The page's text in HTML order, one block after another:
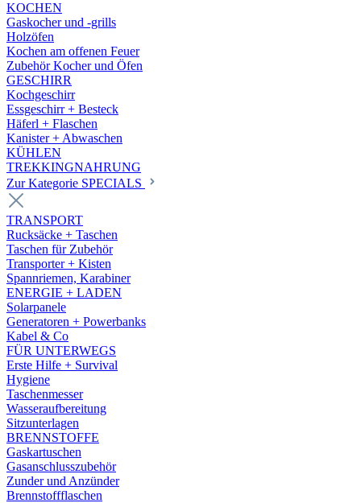
KOCHEN
Gaskocher und -grills
Holzöfen
Kochen am offenen Feuer
Zubehör Kocher und Öfen
GESCHIRR
Kochgeschirr
Essgeschirr + Besteck
Häferl + Flaschen
Kanister + Abwaschen
KÜHLEN
TREKKINGNAHRUNG
Zur Kategorie SPECIALS
TRANSPORT
Rucksäcke + Taschen
Taschen für Zubehör
Transporter + Kisten
Spannriemen, Karabiner
ENERGIE + LADEN
Solarpanele
Generatoren + Powerbanks
Kabel & Co
FÜR UNTERWEGS
Erste Hilfe + Survival
Hygiene
Taschenmesser
Wasseraufbereitung
Sitzunterlagen
BRENNSTOFFE
Gaskartuschen
Gasanschlusszubehör
Zunder und Anzünder
Brennstoffflaschen